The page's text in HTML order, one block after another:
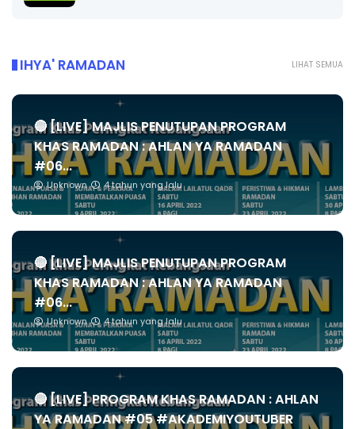
LIHAT SEMUA
IHYA' RAMADAN
🔴 [LIVE] MAJLIS PENUTUPAN PROGRAM
KHAS RAMADAN : AHLAN YA RAMADAN
#06...
Unknown 4 tahun yang lalu
🔴 [LIVE] MAJLIS PENUTUPAN PROGRAM
KHAS RAMADAN : AHLAN YA RAMADAN
#06...
Unknown 4 tahun yang lalu
🔴 [LIVE] PROGRAM KHAS RAMADAN : AHLAN
YA RAMADAN #05 #AKADEMIYOUTUBER